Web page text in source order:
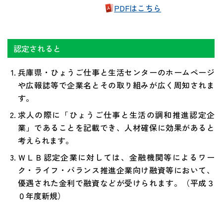
PDFはこちら
認定されると
兵庫県・ひょうご仕事と生活センターのホームページ
や広報誌等で企業名とその取り組みが広く周知されま
す。
求人の際に「ひょうご仕事と生活の調和推進認定企
業」であることを記載でき、人材確保に効果があると
考えられます。
ＷＬＢ認定企業に対しては、金融機関等によるワー
ク・ライフ・バランス推進企業向け融資等において、
優遇された金利で融資などが受けられます。（平成３
０年度新規）